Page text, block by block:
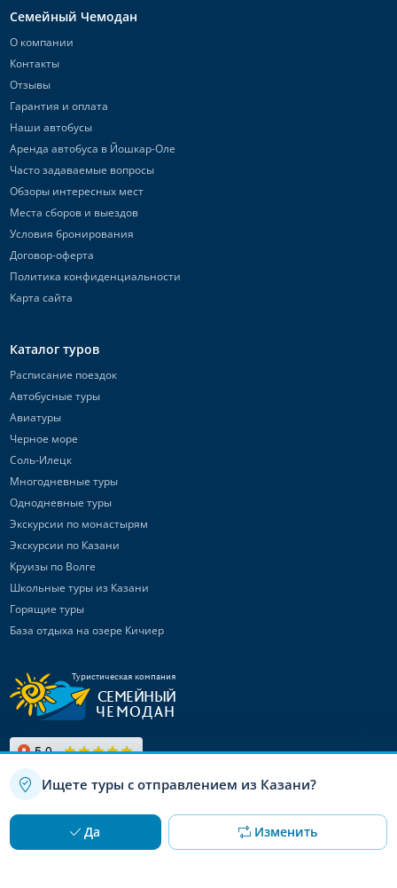
Ищете туры с отправлением из Казани?
Да Изменить
Семейный Чемодан
О компании
Контакты
Отзывы
Гарантия и оплата
Наши автобусы
Аренда автобуса в Йошкар-Оле
Часто задаваемые вопросы
Обзоры интересных мест
Места сборов и выездов
Условия бронирования
Договор-оферта
Политика конфиденциальности
Карта сайта
Каталог туров
Расписание поездок
Автобусные туры
Авиатуры
Черное море
Соль-Илецк
Многодневные туры
Однодневные туры
Экскурсии по монастырям
Экскурсии по Казани
Круизы по Волге
Школьные туры из Казани
Горящие туры
База отдыха на озере Кичиер
Туристическая компания
СЕМЕЙНЫЙ
ЧЕМОДАН
Канал в Max
Используя данный сайт, вы даете согласие на использование
файлов cookie